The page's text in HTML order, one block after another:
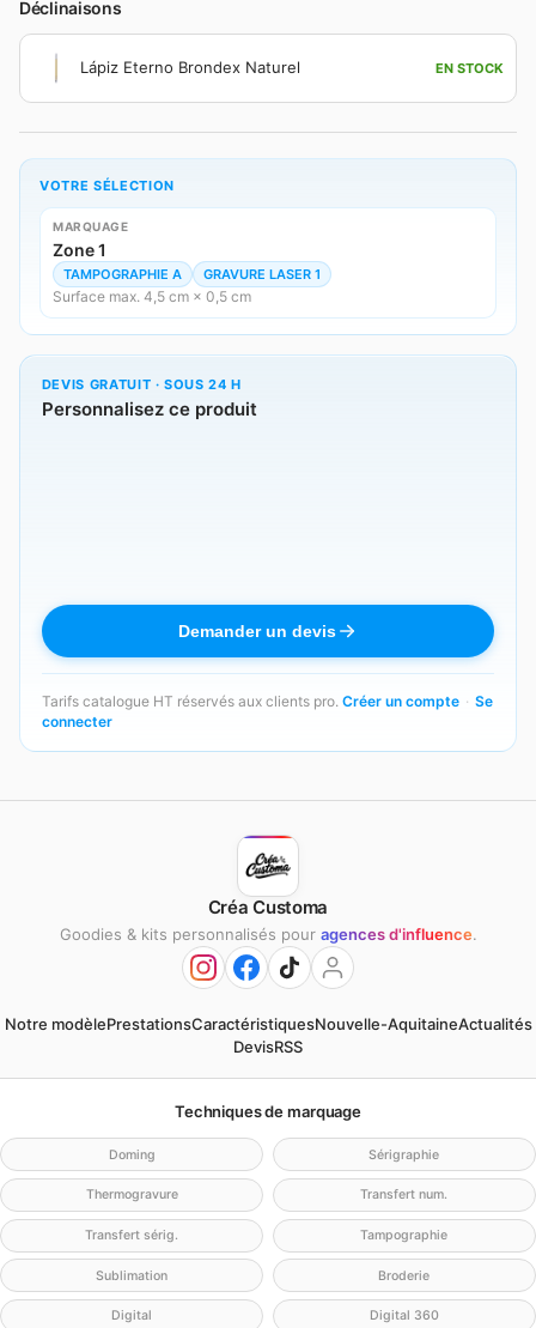
Déclinaisons
Lápiz Eterno Brondex Naturel EN STOCK
VOTRE SÉLECTION
MARQUAGE
Zone 1
TAMPOGRAPHIE A GRAVURE LASER 1
Surface max. 4,5 cm × 0,5 cm
DEVIS GRATUIT · SOUS 24 H
Personnalisez ce produit
Demander un devis
Tarifs catalogue HT réservés aux clients pro. Créer un compte · Se
connecter
Créa Customa
Goodies & kits personnalisés pour agences d'influence.
Notre modèlePrestationsCaractéristiquesNouvelle-AquitaineActualités
DevisRSS
Techniques de marquage
Doming Sérigraphie
Thermogravure Transfert num.
Transfert sérig. Tampographie
Sublimation Broderie
Digital Digital 360